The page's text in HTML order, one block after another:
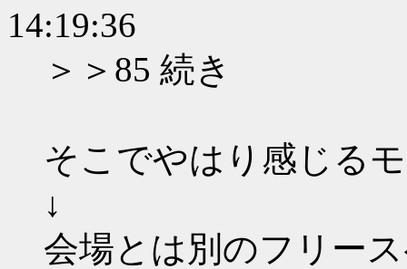
14:19:36
＞＞85 続き
そこでやはり感じる
↓
会場とは別のフリー